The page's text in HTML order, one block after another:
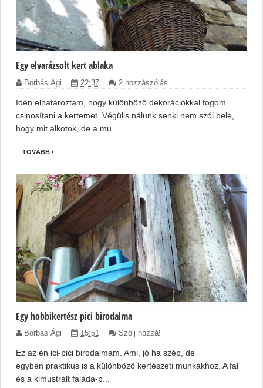
Egy elvarázsolt kert ablaka
Borbás Ági 22:37 2 hozzászólás
Idén elhatároztam, hogy különböző dekorációkkal fogom
csinosítani a kertemet. Végülis nálunk senki nem szól bele,
hogy mit alkotok, de a mu...
TOVÁBB
Egy hobbikertész pici birodalma
Borbás Ági 15:51 Szólj hozzá!
Ez az én ici-pici birodalmam. Ami, jó ha szép, de
egyben praktikus is a különböző kertészeti munkákhoz. A fal
és a kimustrált faláda-p...